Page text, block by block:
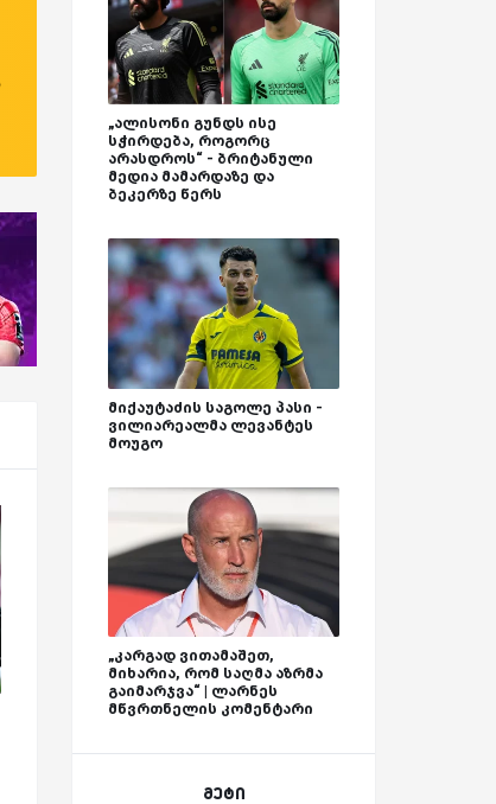
„ალისონი გუნდს ისე
სჭირდება, როგორც
არასდროს“ - ბრიტანული
მედია მამარდაზე და
ბეკერზე წერს
მიქაუტაძის საგოლე პასი -
ვილიარეალმა ლევანტეს
მოუგო
„კარგად ვითამაშეთ,
მიხარია, რომ საღმა აზრმა
გაიმარჯვა“ | ლარნეს
მწვრთნელის კომენტარი
მეტი